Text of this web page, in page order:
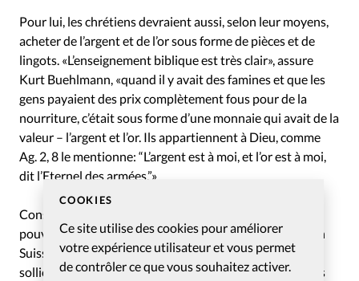
COOKIES
Ce site utilise des cookies pour améliorer
votre expérience utilisateur et vous permet
de contrôler ce que vous souhaitez activer.
Pour lui, les chrétiens devraient aussi, selon leur moyens,
acheter de l’argent et de l’or sous forme de pièces et de
lingots. «L’enseignement biblique est très clair», assure
Kurt Buehlmann, «quand il y avait des famines et que les
gens payaient des prix complètement fous pour de la
nourriture, c’était sous forme d’une monnaie qui avait de la
valeur – l’argent et l’or. Ils appartiennent à Dieu, comme
Ag. 2, 8 le mentionne: “L’argent est à moi, et l’or est à moi,
dit l’Eternel des armées.”»
Conséquence directe de l’inflation et de la baisse du
pouvoir d’achat des plus modestes: en France comme en
Suisse, les associations caritatives sont de plus en plus
sollicitées, notamment celles qui distribuent des paniers